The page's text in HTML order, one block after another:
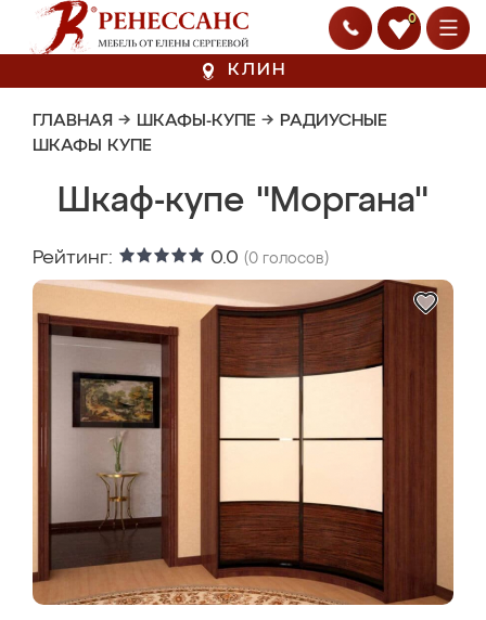
0
КЛИН
ГЛАВНАЯ → ШКАФЫ-КУПЕ → РАДИУСНЫЕ
ШКАФЫ КУПЕ
Шкаф-купе "Моргана"
Рейтинг: 0.0 (0 голосов)